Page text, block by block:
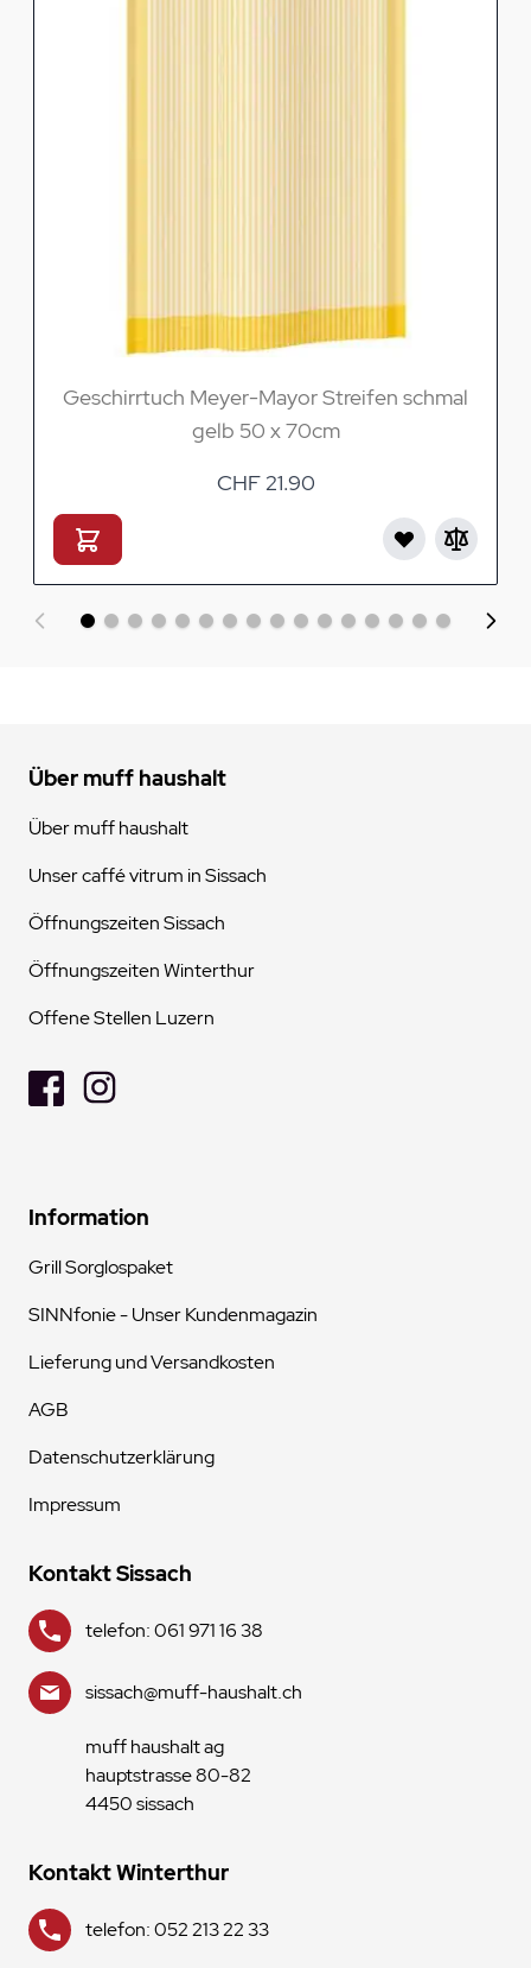
Geschirrtuch Meyer-Mayor Streifen schmal
gelb 50 x 70cm
CHF 21.90
Über muff haushalt
Über muff haushalt
Unser caffé vitrum in Sissach
Öffnungszeiten Sissach
Öffnungszeiten Winterthur
Offene Stellen Luzern
Information
Grill Sorglospaket
SINNfonie - Unser Kundenmagazin
Lieferung und Versandkosten
AGB
Datenschutzerklärung
Impressum
Kontakt Sissach
telefon: 061 971 16 38
sissach@muff-haushalt.ch
muff haushalt ag
hauptstrasse 80-82
4450 sissach
Kontakt Winterthur
telefon: 052 213 22 33